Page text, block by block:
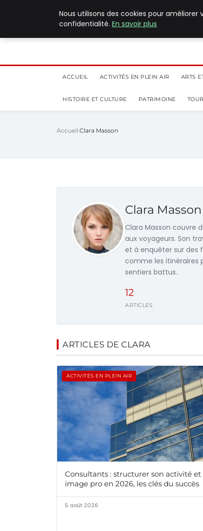
ACCUEIL ACTIVITÉS EN PLEIN AIR ARTS
HISTOIRE ET CULTURE PATRIMOINE
Accueil Clara Masson
Clara Masson
Clara Masson couvre
aux voyageurs. Son
et à enquêter sur des
comme les itinéraires
sentiers battus.
12
ARTICLES
ARTICLES DE CLARA
ACTIVITÉS EN PLEIN AIR
Consultants : structurer son activité et
image pro en 2026, les clés du succès
5 août 2026
Nous utilisons des cookies pour
confidentialité. En savoir plus